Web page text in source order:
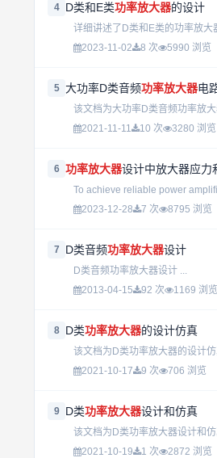
4 D类和E类功率放大器的设计
详细讲述了D类和E类的功率放
2023-11-02
8 次 5990 浏览
5 大功率D类音频功率放大器电
该文档为大功率D类音频功率放
2021-11-11
10 次 3280 浏览
6 功率放大器设计中放大器应力
To achieve reliable power
2023-12-28
7 次 8795 浏览
7 D类音频功率放大器设计
D类音频功率放大器设计 ...
2013-04-15
92 次 1169 浏览
8 D类功率放大器的设计仿真
该文档为D类功率放大器的设
2021-10-17
9 次 706 浏览
9 D类功率放大器设计和仿真
该文档为D类功率放大器设计
2021-10-19
1 次 2872 浏览